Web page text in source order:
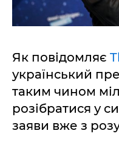
Як повідомляє
український
таким чином
розібратися у
заяви вже з